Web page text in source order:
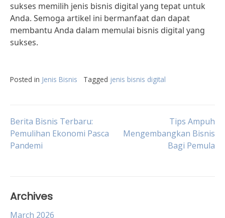
sukses memilih jenis bisnis digital yang tepat untuk
Anda. Semoga artikel ini bermanfaat dan dapat
membantu Anda dalam memulai bisnis digital yang
sukses.
Posted in Jenis Bisnis Tagged jenis bisnis digital
Post
navigation
Berita Bisnis Terbaru:
Pemulihan Ekonomi Pasca
Pandemi
Tips Ampuh
Mengembangkan Bisnis
Bagi Pemula
Archives
March 2026